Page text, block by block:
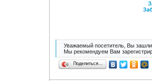
Уважаемый посетитель, Вы зашли
Мы рекомендуем Вам
Поделиться…